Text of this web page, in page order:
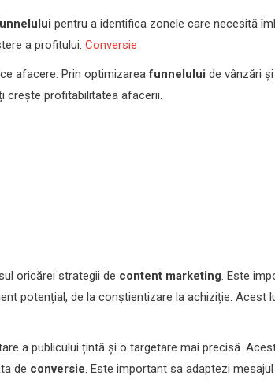
pentru a identifica zonele care necesită
a profitului. Conversie
afacere. Prin optimizareafunnelului de vânzări
crește profitabilitatea afacerii.
oricărei strategii de content marketing. Este
potențial, de la conștientizare la achiziție. Acest
a publicului țintă și o targetare mai precisă.
de conversie. Este important sa adaptezi